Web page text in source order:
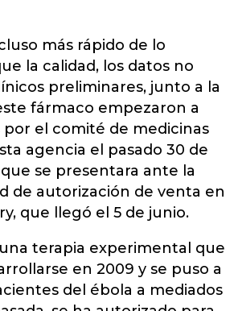
más rápido de lo
la calidad, los datos no
preliminares, junto a la
fármaco empezaron a
por el comité de medicinas
agencia el pasado 30 de
se presentara ante la
de autorización de venta en
que llegó el 5 de junio.
una terapia experimental que
en 2009 y se puso a
del ébola a mediados